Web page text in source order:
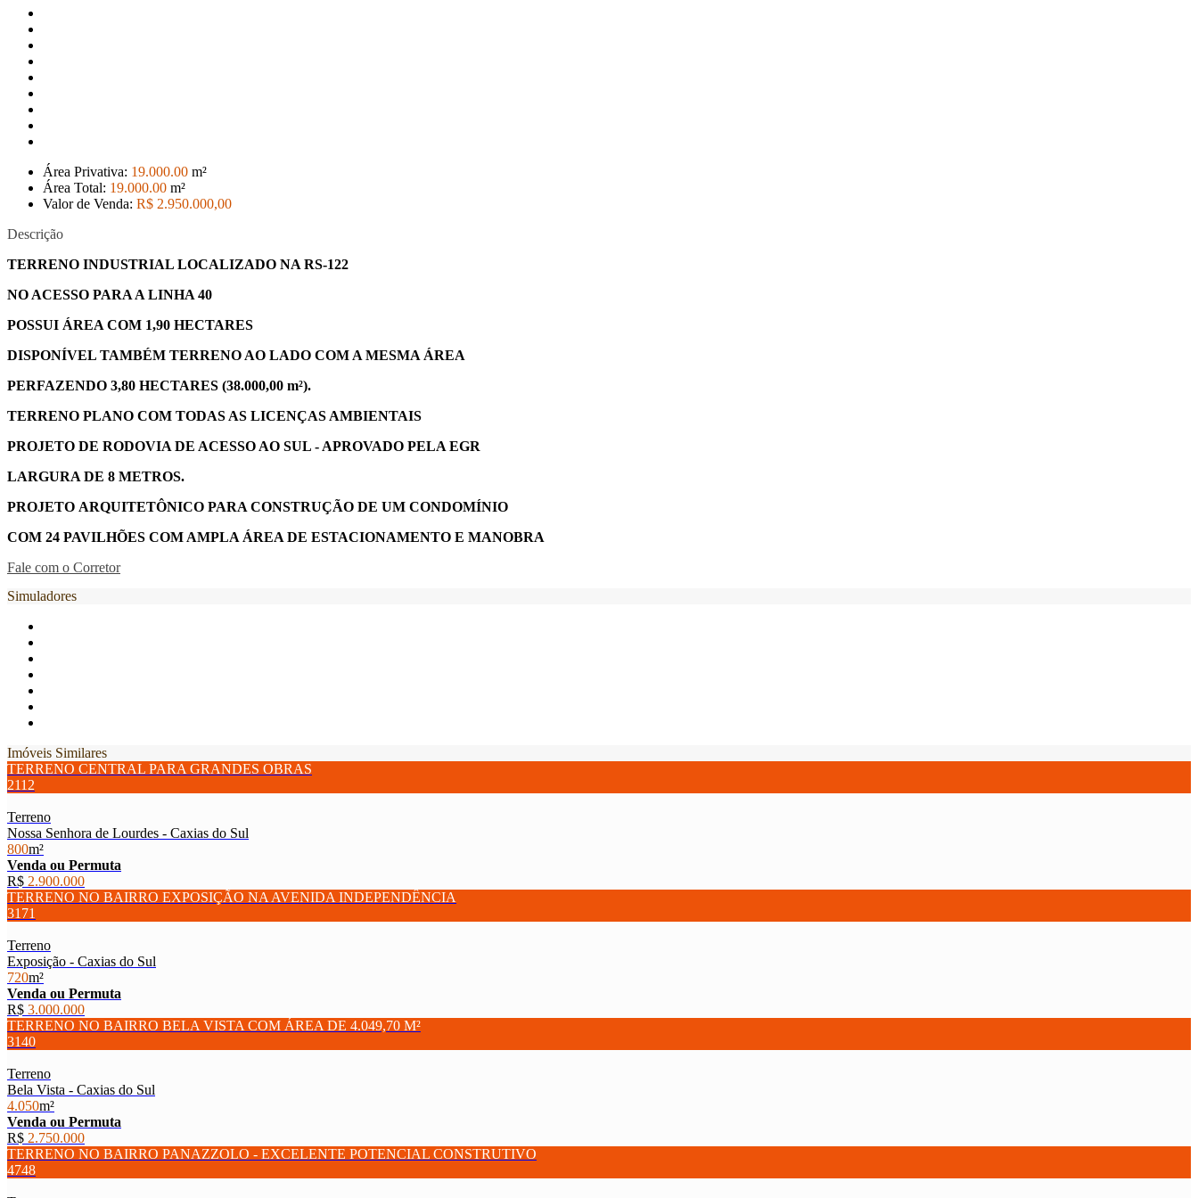
Área Privativa: 19.000.00 m²
Área Total: 19.000.00 m²
Valor de Venda: R$ 2.950.000,00
Descrição
TERRENO INDUSTRIAL LOCALIZADO NA RS-122
NO ACESSO PARA A LINHA 40
POSSUI ÁREA COM 1,90 HECTARES
DISPONÍVEL TAMBÉM TERRENO AO LADO COM A MESMA ÁREA
PERFAZENDO 3,80 HECTARES (38.000,00 m²).
TERRENO PLANO COM TODAS AS LICENÇAS AMBIENTAIS
PROJETO DE RODOVIA DE ACESSO AO SUL - APROVADO PELA EGR
LARGURA DE 8 METROS.
PROJETO ARQUITETÔNICO PARA CONSTRUÇÃO DE UM CONDOMÍNIO
COM 24 PAVILHÕES COM AMPLA ÁREA DE ESTACIONAMENTO E MANOBRA
Fale com o Corretor
Simuladores
Imóveis Similares
TERRENO CENTRAL PARA GRANDES OBRAS
2112
Terreno
Nossa Senhora de Lourdes - Caxias do Sul
800m²
Venda ou Permuta
R$ 2.900.000
TERRENO NO BAIRRO EXPOSIÇÃO NA AVENIDA INDEPENDÊNCIA
3171
Terreno
Exposição - Caxias do Sul
720m²
Venda ou Permuta
R$ 3.000.000
TERRENO NO BAIRRO BELA VISTA COM ÁREA DE 4.049,70 M²
3140
Terreno
Bela Vista - Caxias do Sul
4.050m²
Venda ou Permuta
R$ 2.750.000
TERRENO NO BAIRRO PANAZZOLO - EXCELENTE POTENCIAL CONSTRUTIVO
4748